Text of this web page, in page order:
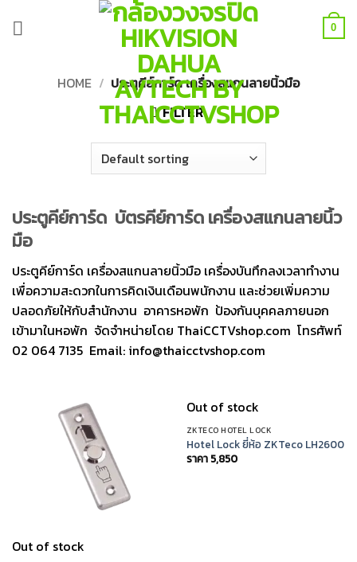
0
HOME / ประตูคีย์การ์ด เครื่องสแกนลายนิ้วมือ
FILTER
ประตูคีย์การ์ด บัตรคีย์การ์ด เครื่องสแกนลายนิ้ว
มือ
ประตูคีย์การ์ด เครื่องสแกนลายนิ้วมือ เครื่องบันทึกลงเวลาทำงาน
เพื่อความสะดวกในการคิดเงินเดือนพนักงาน และช่วยเพิ่มความ
ปลอดภัยให้กับสำนักงาน อาคารหอพัก ป้องกันบุคคลภายนอก
เข้ามาในหอพัก จัดจำหน่ายโดย ThaiCCTVshop.com โทรศัพท์
02 064 7135 Email: info@thaicctvshop.com
Out of stock
Out of stock
ZKTECO HOTEL LOCK
Hotel Lock ยี่ห้อ ZKTeco LH2600
ราคา 5,850